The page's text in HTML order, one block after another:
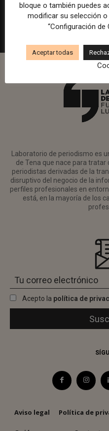
Madrid Watif Presencial
Laboratorio de periodismo es
de Tena que nace para tratar
periodistas derivadas de la
disruptivo del negocio de la
perfiles profesionales en
está, en la mayoría de los
Acepto la política de
Aviso legal Política de
bloque o también puedes
modificar su selección
“Configuración de
Aceptar todas